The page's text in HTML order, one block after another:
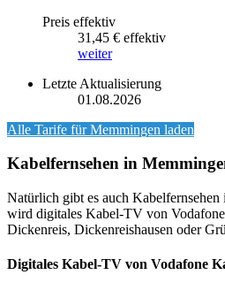
Preis effektiv
31,45 € effektiv
weiter
Letzte Aktualisierung
01.08.2026
Alle Tarife fürMemmingen laden
Kabelfernsehen in
Natürlich gibt es auch
wird digitales Kabel-TV von
Dickenreis, Dickenreishausen oder
Digitales Kabel-TV von Vodafone